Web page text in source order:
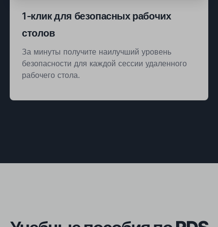
1-клик для безопасных рабочих
столов
За минуты получите наилучший уровень
безопасности для каждой сессии удаленного
рабочего стола.